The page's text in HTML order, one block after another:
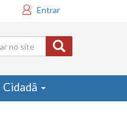
Entrar
Cidadã